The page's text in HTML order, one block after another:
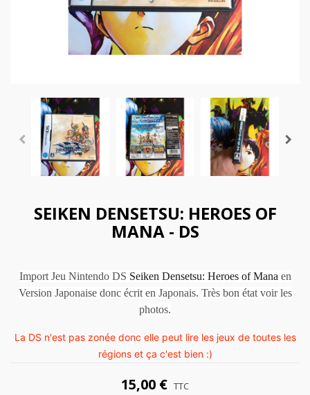
SEIKEN DENSETSU: HEROES OF
MANA - DS
Import Jeu Nintendo DS Seiken Densetsu: Heroes of Mana en
Version Japonaise donc écrit en Japonais. Très bon état voir les
photos.
La DS n'est pas zonée donc elle peut lire les jeux de toutes les
régions et ça c'est bien :)
15,00 € TTC